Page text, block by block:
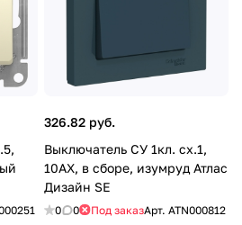
326.82 руб.
Выключатель СУ 1кл. сх.1,
10АХ, в сборе, изумруд Атлас
Дизайн SE
0 0 Под заказАрт. ATN000812